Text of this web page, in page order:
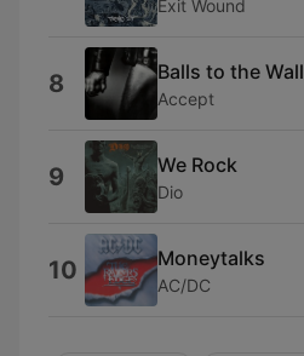
Exit Wound
8 Balls to the Wall
Accept
9 We Rock
Dio
10 Moneytalks
AC/DC